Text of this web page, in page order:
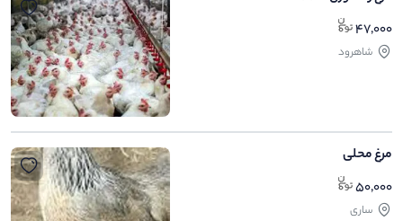
47,000
شاهرود
مرغ محلی
50,000
ساری